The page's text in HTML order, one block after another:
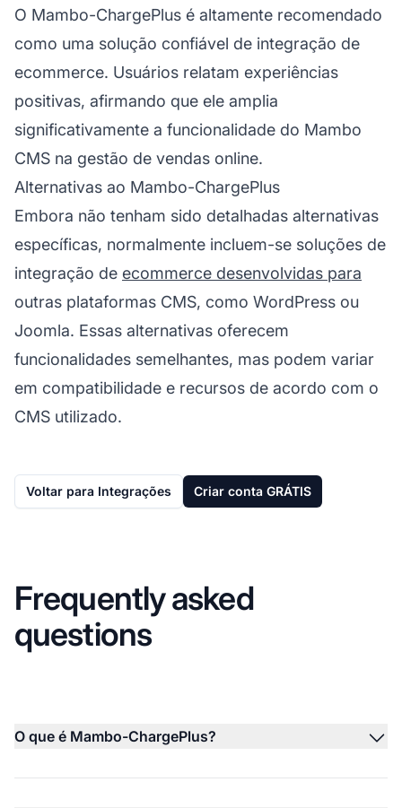
O Mambo-ChargePlus é altamente recomendado
como uma solução confiável de integração de
ecommerce. Usuários relatam experiências
positivas, afirmando que ele amplia
significativamente a funcionalidade do Mambo
CMS na gestão de vendas online.
Alternativas ao Mambo-ChargePlus
Embora não tenham sido detalhadas alternativas
específicas, normalmente incluem-se soluções de
integração de ecommerce desenvolvidas para
outras plataformas CMS, como WordPress ou
Joomla. Essas alternativas oferecem
funcionalidades semelhantes, mas podem variar
em compatibilidade e recursos de acordo com o
CMS utilizado.
Voltar para Integrações Criar conta GRÁTIS
Frequently asked
questions
O que é Mambo-ChargePlus?